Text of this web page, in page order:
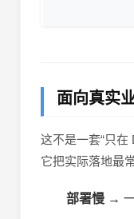
面向真实
这不是一套“只在
它把实际落地最
部署慢 →